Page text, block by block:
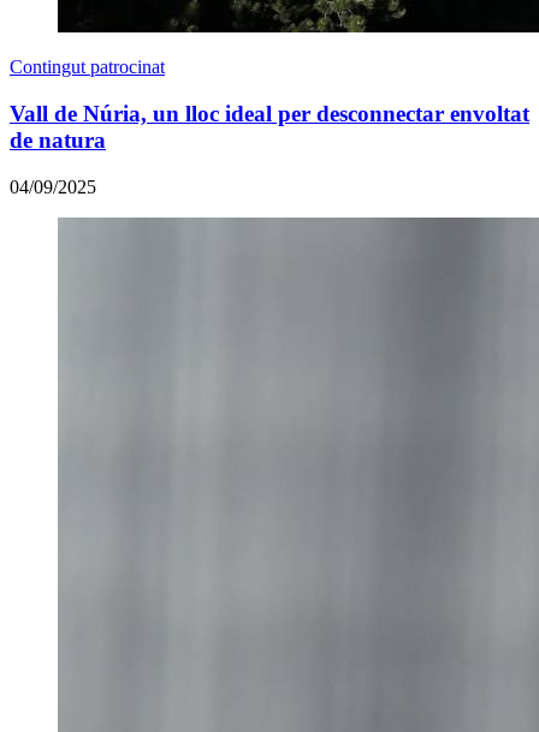
Contingut patrocinat
Vall de Núria, un lloc ideal per desconnectar envoltat
de natura
04/09/2025